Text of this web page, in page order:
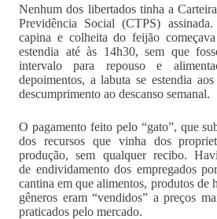
Nenhum dos libertados tinha a
Previdência Social (CTPS)
capina e colheita do feijão
estendia até às 14h30, sem que
intervalo para repouso e
depoimentos, a labuta se estendia
descumprimento ao descanso semanal.
O pagamento feito pelo “gato”, que
dos recursos que vinha dos
produção, sem qualquer recibo.
de endividamento dos empregados
cantina em que alimentos, produtos de
gêneros eram “vendidos” a preços
praticados pelo mercado.